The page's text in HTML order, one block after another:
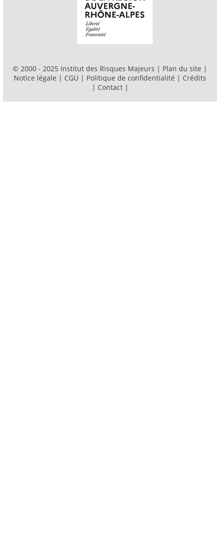
© 2000 - 2025 Institut des Risques Majeurs | Plan du site |
Notice légale | CGU | Politique de confidentialité | Crédits
| Contact |